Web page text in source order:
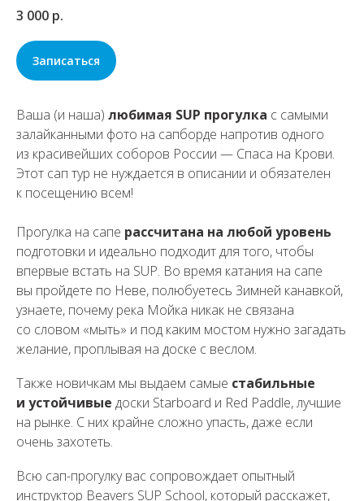
3 000 р.
Записаться
Ваша (и наша) любимая SUP прогулка с самыми
залайканными фото на сапборде напротив одного
из красивейших соборов России — Спаса на Крови.
Этот сап тур не нуждается в описании и обязателен
к посещению всем!
Прогулка на сапе рассчитана на любой уровень
подготовки и идеально подходит для того, чтобы
впервые встать на SUP. Во время катания на сапе
вы пройдете по Неве, полюбуетесь Зимней канавкой,
узнаете, почему река Мойка никак не связана
со словом «мыть» и под каким мостом нужно загадать
желание, проплывая на доске с веслом.
Также новичкам мы выдаем самые стабильные
и устойчивые доски Starboard и Red Paddle, лучшие
на рынке. С них крайне сложно упасть, даже если
очень захотеть.
Всю сап-прогулку вас сопровождает опытный
инструктор Beavers SUP School, который расскажет,